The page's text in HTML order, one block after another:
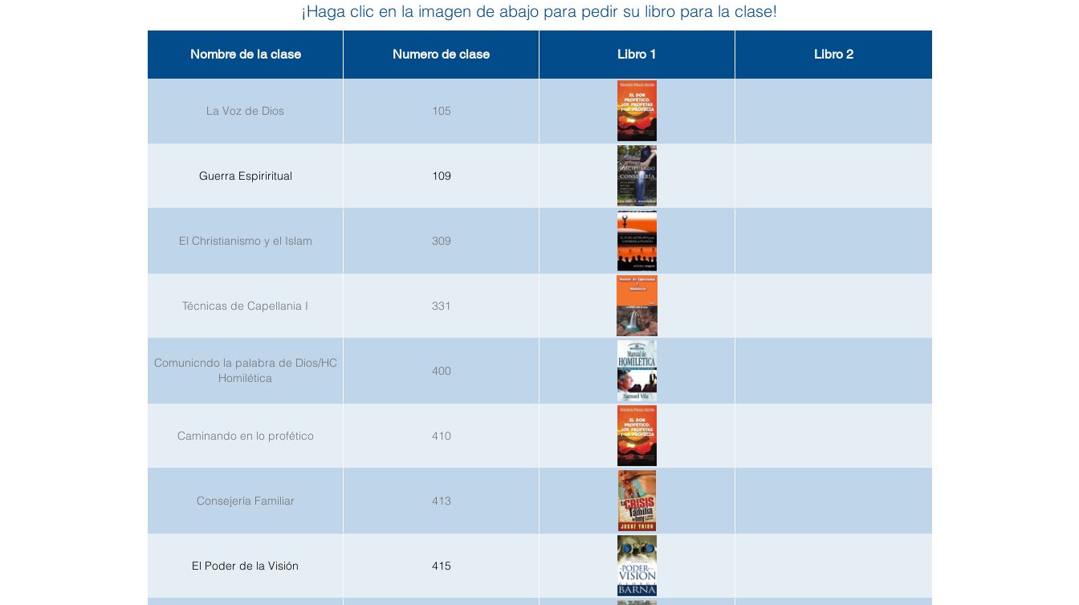
¡Haga clic en la imagen de abajo para pedir su libro para la clase!
Nombre de la clase Numero de clase Libro 1 Libro 2
La Voz de Dios 105
Guerra Espiriritual 109
El Christianismo y el Islam 309
Técnicas de Capellania I 331
Comunicndo la palabra de Dios/HC
Homilética
400
Caminando en lo profético 410
Consejería Familiar 413
El Poder de la Visión 415